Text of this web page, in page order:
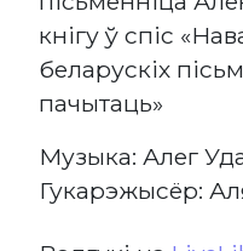
кнігу ў спіс
беларускіх
пачытаць»
Музыка: Алег
Гукарэжысёр: